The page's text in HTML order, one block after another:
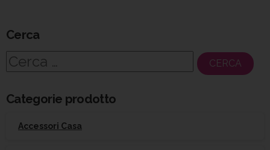
Cerca
Ricerca
Categorie prodotto
Accessori Casa